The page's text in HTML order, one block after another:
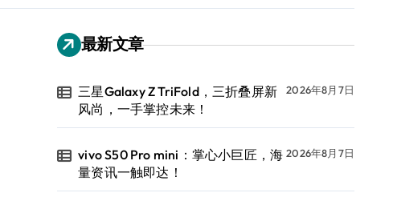
最新文章
三星Galaxy Z TriFold，三折叠屏新
风尚，一手掌控未来！
2026年8月7日
vivo S50 Pro mini：掌心小巨匠，海
量资讯一触即达！
2026年8月7日